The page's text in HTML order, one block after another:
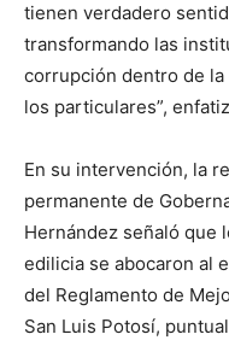
tienen verdadero
transformando las
corrupción dentro de
los particulares”,
En su intervención, la
permanente de
Hernández señaló que
edilicia se abocaron al
del Reglamento de
San Luis Potosí,